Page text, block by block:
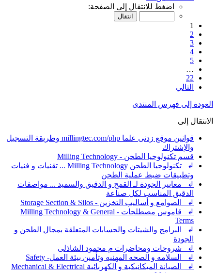
اضغط للانتقال إلى الصفحة:
1
2
3
4
5
…
22
التالي
العودة إلى فهرس المنتدى
الانتقال إلى
قوانين موقع زدنى علما millingtec.com/php وطريقة التسجيل
والإشتراك
قسم تكنولوجيا الطحن - Milling Technology
↲ تكنولوجيا الطحن Milling Technology ... تقنيات و فنيات
وتطبيقات ضبط عملية الطحن
↲ معايير الجودة لـ القمح و الدقيق والسميد ... مواصفات
الدقيق المناسب لكل صناعة
↲ الصوامع و أساليب التخزين - Storage Section & Silos
↲ قاموس مصطلحات - Milling Technology & General
Terms
↲ البرامج والشيتات والحسابات المتعلقة بمجال الطحن و
الجودة
↲ شروحات ومحاضرات م محمود الشاذلى
↲ السلامه و الصحه المهنيه وتأمين بيئة العمل- Safety
↲ الصيانة الميكانيكية و الكهربائية Mechanical & Electrical